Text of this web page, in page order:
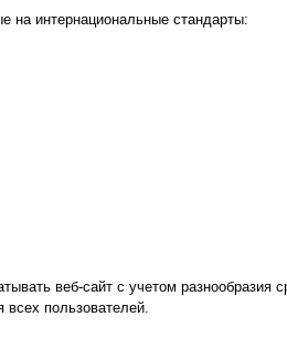
на интернациональные стандарты:
веб-сайт с учетом разнообразия
пользователей.